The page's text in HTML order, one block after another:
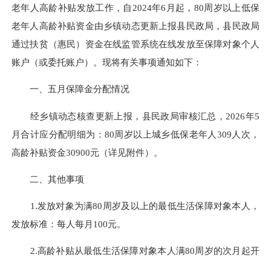
老年人高龄补贴发放工作，自2024年6月起，80周岁以上低保
老年人高龄补贴资金由乡镇动态更新上报县民政局，县民政局
通过扶贫（惠民）资金在线监管系统在线发放至保障对象个人
账户（或委托账户）。现将有关事项通知如下：
一、五月保障金分配情况
经乡镇动态核查更新上报，县民政局审核汇总，2026年5
月合计应分配明细为：80周岁以上城乡低保老年人309人次，
高龄补贴资金30900元（详见附件）。
二、其他事项
1.发放对象为满80周岁及以上的最低生活保障对象本人，
发放标准：每人每月100元。
2.高龄补贴从最低生活保障对象本人满80周岁的次月起开